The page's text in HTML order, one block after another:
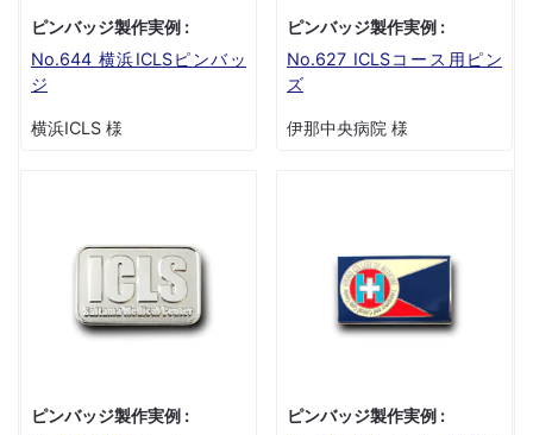
ピンバッジ製作実例 :
No.644 横浜ICLSピンバッ
ジ
横浜ICLS 様
ピンバッジ製作実例 :
No.627 ICLSコース用ピン
ズ
伊那中央病院 様
ピンバッジ製作実例 :
ピンバッジ製作実例 :